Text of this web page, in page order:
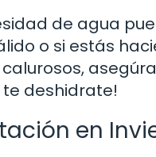
de agua
o si estás
calurosos,
deshidrate!
en